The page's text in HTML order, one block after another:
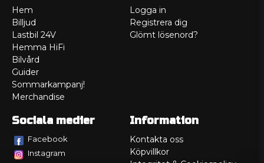
Hem
Billjud
Lastbil 24V
Hemma HiFi
Bilvård
Guider
Sommarkampanj!
Merchandise
Logga in
Registrera dig
Glömt lösenord?
Sociala medier
Facebook
Instagram
Information
Kontakta oss
Köpvillkor